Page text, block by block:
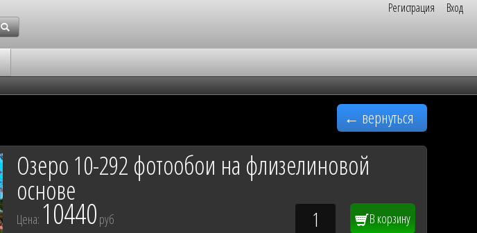
Регистрация Вход
← вернуться
Озеро 10-292 фотообои на флизелиновой
основе
Цена: 10440 руб В корзину